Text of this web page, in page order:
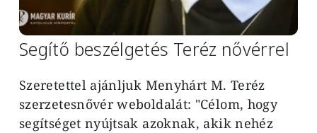
Segítő beszélgetés Teréz nővérrel
Szeretettel ajánljuk Menyhárt M. Teréz
szerzetesnővér weboldalát: "Célom, hogy
segítséget nyújtsak azoknak, akik nehéz